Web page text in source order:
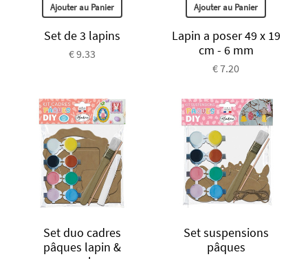
Ajouter au Panier
Set de 3 lapins
€ 9.33
Ajouter au Panier
Lapin a poser 49 x 19
cm - 6 mm
€ 7.20
Set duo cadres
pâques lapin &
Set suspensions
pâques